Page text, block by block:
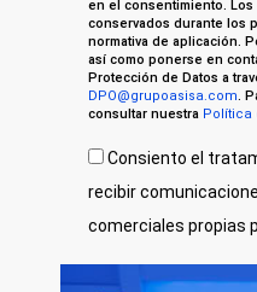
en el consentimiento.
conservados durante los
normativa de aplicación.
así como ponerse en
Protección de Datos a
DPO@grupoasisa.com.
consultar nuestra Política
Consiento el
recibir
comerciales propias